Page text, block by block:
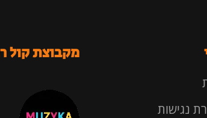
נגישות
מקבוצת קול